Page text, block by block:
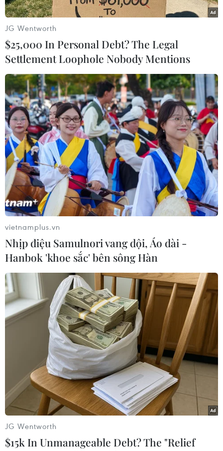
(Nhấp chuột vào ảnh để xem kích thước chuẩn)
Theo bản tin dịch COVID-19 ngày 18/9 của Bộ Y
tế, tính từ 17h ngày 17/9 đến 17h ngày 18/9, cả
nước có 9.373 ca mắc COVID-19, trong đó Thành
phố Hồ Chí Minh ghi nhận 4.273 ca; tiếp sau là
Bình Dương 2.877 ca.
Trong ngày có 14.903 ca khỏi bệnh, cao hơn gần
5.600 so với ca mắc./.
(TTXVN/Vietnam+)
JG Wentworth
$25,000 In Personal Debt? The Legal
Settlement Loophole Nobody Mentions
vietnamplus.vn
Nhịp điệu Samulnori vang dội, Áo dài -
Hanbok 'khoe sắc' bên sông Hàn
JG Wentworth
$15k In Unmanageable Debt? The "Relief